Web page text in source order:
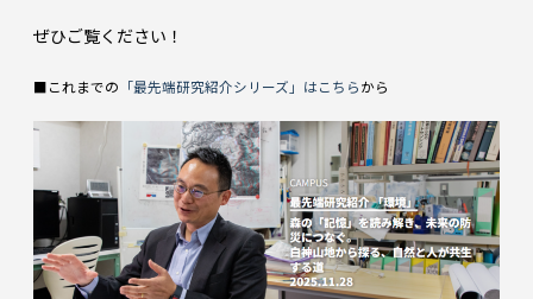
ぜひご覧ください！
■これまでの 「最先端研究紹介シリーズ」はこちらから